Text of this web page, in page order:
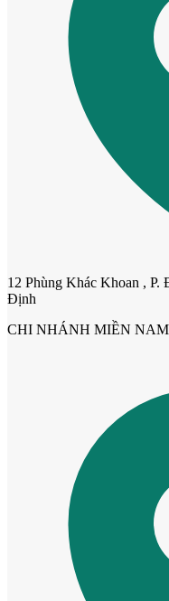
12 Phùng Khác Khoan ,
Định
CHI NHÁNH MIỀN NAM